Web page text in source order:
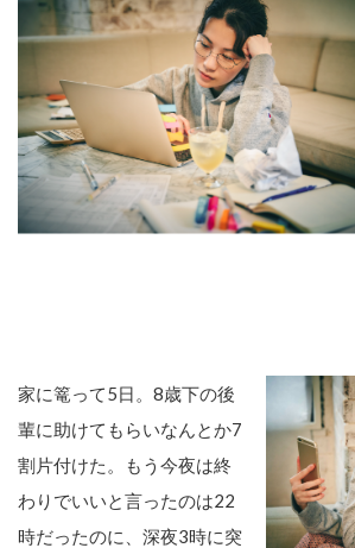
家に篭って5日。8歳下の後
輩に助けてもらいなんとか7
割片付けた。もう今夜は終
わりでいいと言ったのは22
時だったのに、深夜3時に突